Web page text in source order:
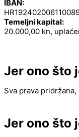
IBAN:
Temeljni kapital:
20.000,00 kn,
Jer ono što
Sva prava
Jer ono što